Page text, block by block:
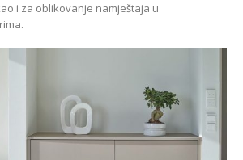
i za oblikovanje namještaja u